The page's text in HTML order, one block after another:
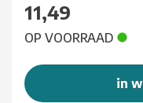
11,49
OP VOORRAAD
in